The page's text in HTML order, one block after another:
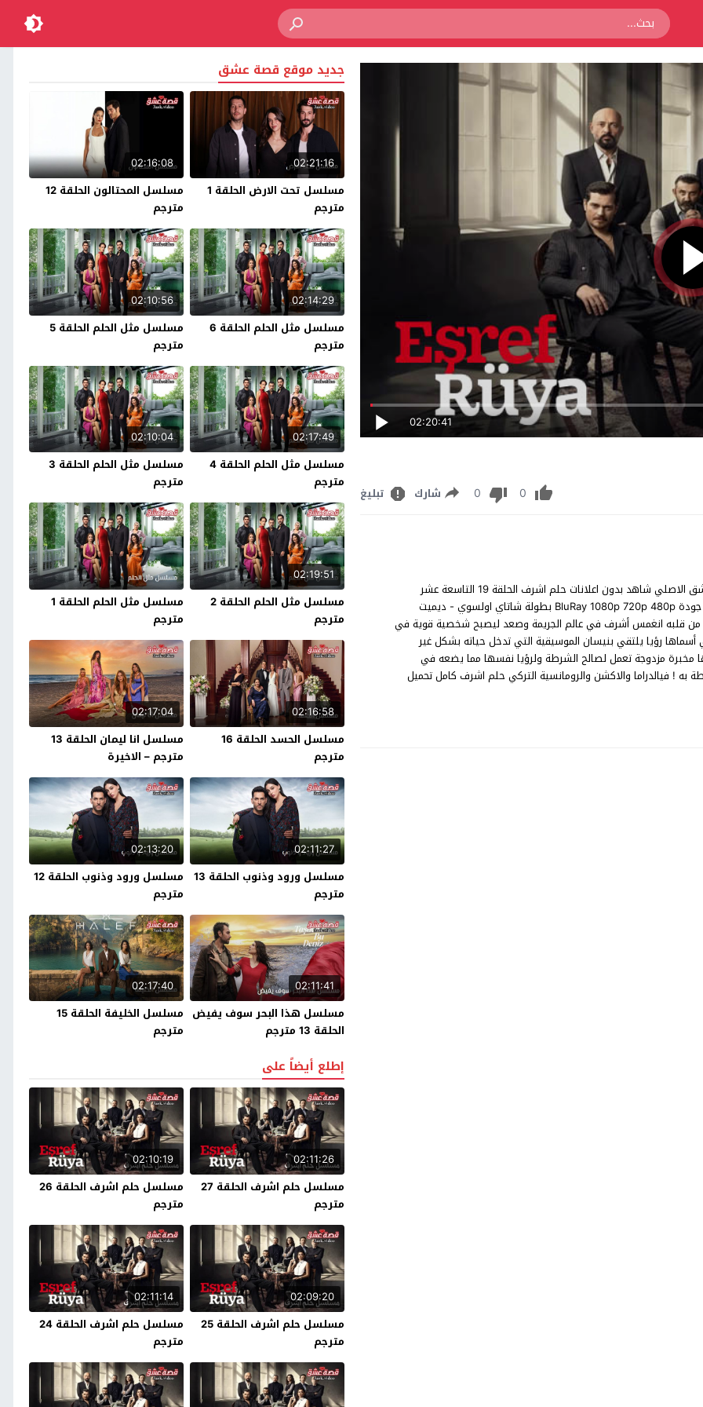
02:20:41
0
0 شارك تبليغ
مشاهدة مسلسل حلم اشرف الحلقة 19 مترجم للعربية FHD قصة عشق الاصلي شاهد بدون اعلانات حلم اشرف الحلقة 19 التاسعة عشر
Eşref Rüya episode 19 على قناة Kanal D مباشر يوتيوب اون لان جودة BluRay 1080p 720p 480p بطولة شاتاي اولسوي - ديميت
من قلبه انغمس أشرف في عالم الجريمة وصعد ليصبح شخصية قوية في
أسماها رؤيا يلتقي بنيسان الموسيقية التي تدخل حياته بشكل غير
مخبرة مزدوجة تعمل لصالح الشرطة ولرؤيا نفسها مما يضعه في
به ! فيالدراما والاكشن والرومانسية التركي حلم اشرف كامل تحميل
جديد موقع قصة عشق
02:21:16
مسلسل تحت الارض الحلقة 1
مترجم
02:16:08
مسلسل المحتالون الحلقة 12
مترجم
02:14:29
مسلسل مثل الحلم الحلقة 6
مترجم
02:10:56
مسلسل مثل الحلم الحلقة 5
مترجم
02:17:49
مسلسل مثل الحلم الحلقة 4
مترجم
02:10:04
مسلسل مثل الحلم الحلقة 3
مترجم
02:19:51
مسلسل مثل الحلم الحلقة 2
مترجم
مسلسل مثل الحلم الحلقة 1
مترجم
02:16:58
مسلسل الحسد الحلقة 16
مترجم
02:17:04
مسلسل انا ليمان الحلقة 13
مترجم – الاخيرة
02:11:27
مسلسل ورود وذنوب الحلقة 13
مترجم
02:13:20
مسلسل ورود وذنوب الحلقة 12
مترجم
02:11:41
مسلسل هذا البحر سوف يفيض
الحلقة 13 مترجم
02:17:40
مسلسل الخليفة الحلقة 15
مترجم
إطلع أيضاً على
02:11:26
مسلسل حلم اشرف الحلقة 27
مترجم
02:10:19
مسلسل حلم اشرف الحلقة 26
مترجم
02:09:20
مسلسل حلم اشرف الحلقة 25
مترجم
02:11:14
مسلسل حلم اشرف الحلقة 24
مترجم